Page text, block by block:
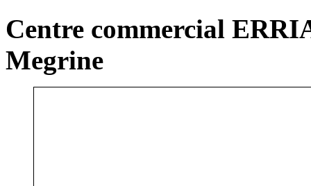
Centre commercial
Megrine